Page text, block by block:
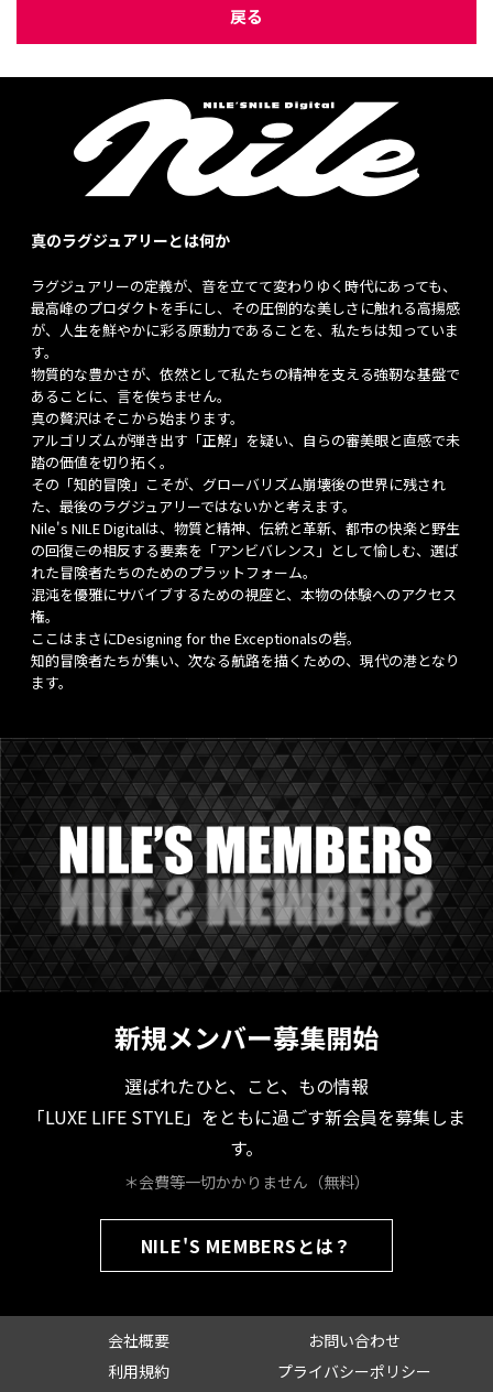
戻る
真のラグジュアリーとは何か
ラグジュアリーの定義が、音を立てて変わりゆく時代にあっても、
最高峰のプロダクトを手にし、その圧倒的な美しさに触れる高揚感
が、人生を鮮やかに彩る原動力であることを、私たちは知っていま
す。
物質的な豊かさが、依然として私たちの精神を支える強靭な基盤で
あることに、言を俟ちません。
真の贅沢はそこから始まります。
アルゴリズムが弾き出す「正解」を疑い、自らの審美眼と直感で未
踏の価値を切り拓く。
その「知的冒険」こそが、グローバリズム崩壊後の世界に残され
た、最後のラグジュアリーではないかと考えます。
Nile's NILE Digitalは、物質と精神、伝統と革新、都市の快楽と野生
の回復――この相反する要素を「アンビバレンス」として愉しむ、選ば
れた冒険者たちのためのプラットフォーム。
混沌を優雅にサバイブするための視座と、本物の体験へのアクセス
権。
ここはまさにDesigning for the Exceptionalsの砦。
知的冒険者たちが集い、次なる航路を描くための、現代の港となり
ます。
新規メンバー募集開始
選ばれたひと、こと、もの情報
「LUXE LIFE STYLE」をともに過ごす新会員を募集しま
す。
＊会費等一切かかりません（無料）
NILE'S MEMBERSとは？
会社概要
お問い合わせ
利用規約
プライバシーポリシー